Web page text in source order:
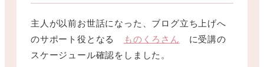
主人が以前お世話になった、ブログ立ち上げへ
のサポート役となる
ものくろさん に受講の
スケージュール確認をしました。